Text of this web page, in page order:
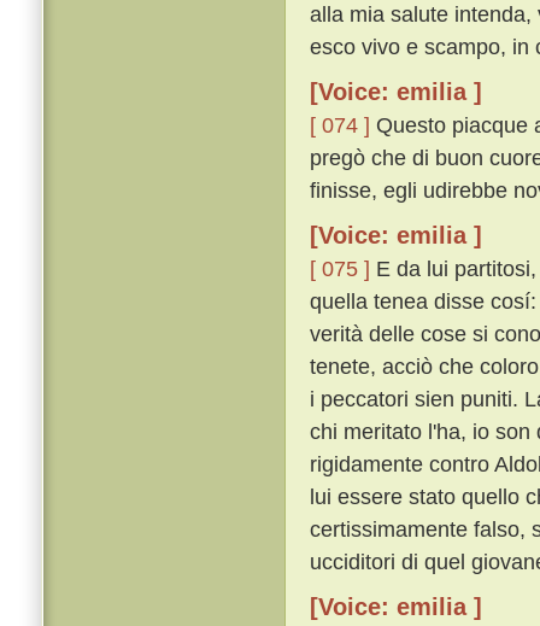
alla mia salute
esco vivo e scampo, in
[Voice: emilia ]
[ 074 ] Questo piacque
pregò che di buon
finisse, egli udirebbe
[Voice: emilia ]
[ 075 ] E da lui
quella tenea disse
verità delle cose si
tenete, acciò che
i peccatori sien puniti.
chi meritato l'ha, io
rigidamente contro
lui essere stato quello
certissimamente falso,
ucciditori di quel
[Voice: emilia ]